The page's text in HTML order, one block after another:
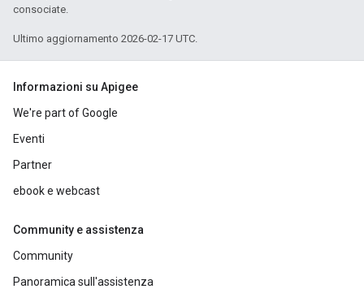
consociate.
Ultimo aggiornamento 2026-02-17 UTC.
Informazioni su Apigee
We're part of Google
Eventi
Partner
ebook e webcast
Community e assistenza
Community
Panoramica sull'assistenza